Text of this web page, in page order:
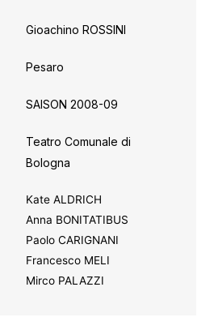
Gioachino ROSSINI
Pesaro
SAISON 2008-09
Teatro Comunale di
Bologna
Kate ALDRICH
Anna BONITATIBUS
Paolo CARIGNANI
Francesco MELI
Mirco PALAZZI